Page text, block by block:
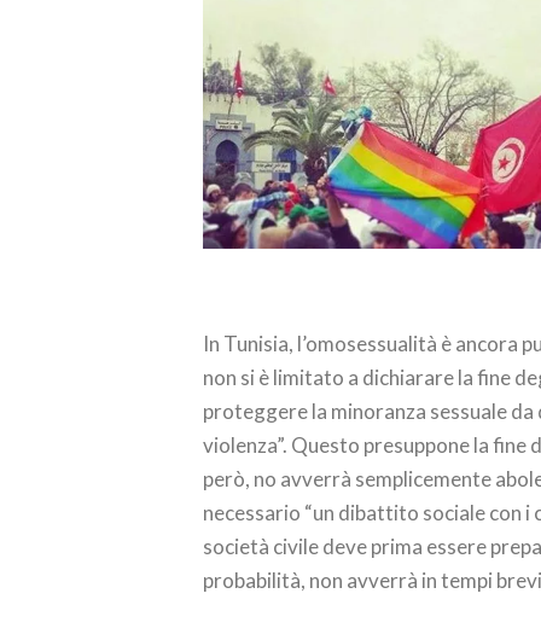
In Tunisia, l’omosessualità è ancora
non si è limitato a dichiarare la fine
proteggere la minoranza sessuale
violenza”. Questo presuppone la fine
però, no avverrà semplicemente
necessario “un dibattito sociale con
società civile deve prima essere
probabilità, non avverrà in tempi